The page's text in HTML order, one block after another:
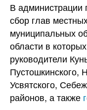
В администрации
сбор глав
муниципальных
области в
руководители
Пустошкинского,
Усвятского,
районов, а также